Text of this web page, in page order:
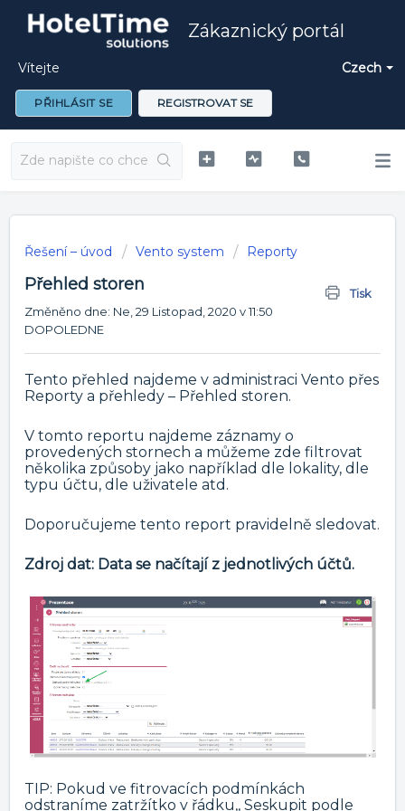
Zákaznický portál
Czech
Vítejte
PŘIHLÁSIT SE REGISTROVAT SE
Řešení – úvod Vento system Reporty
Přehled storen
Tisk
Změněno dne: Ne, 29 Listopad, 2020 v 11:50
DOPOLEDNE
Tento přehled najdeme v administraci Vento přes
Reporty a přehledy – Přehled storen.
V tomto reportu najdeme záznamy o
provedených stornech a můžeme zde filtrovat
několika způsoby jako například dle lokality, dle
typu účtu, dle uživatele atd.
Doporučujeme tento report pravidelně sledovat.
Zdroj dat: Data se načítají z jednotlivých účtů.
TIP: Pokud ve fitrovacích podmínkách
odstraníme zatržítko v řádku,, Seskupit podle